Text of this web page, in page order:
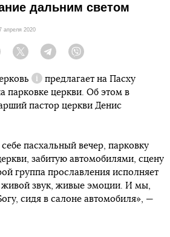
дальним светом
апреля 2020
Facebook Twitter Telegram
Справка
предлагает на Пасху
парковке церкви. Об этом в
пастор церкви Денис
пасхальный вечер, парковку
забитую автомобилями, сцену
группа прославления исполняет
живой звук, живые эмоции. И мы,
сидя в салоне автомобиля», —